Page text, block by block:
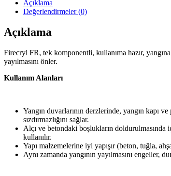
Açıklama
Değerlendirmeler (0)
Açıklama
Firecryl FR, tek komponentli, kullanıma hazır,
yayılmasını önler.
Kullanım Alanları
Yangın duvarlarının derzlerinde, yangın kapı
sızdırmazlığını sağlar.
Alçı ve betondaki boşlukların doldurulmasında
kullanılır.
Yapı malzemelerine iyi yapışır (beton, tuğla,
Aynı zamanda yangının yayılmasını engeller,